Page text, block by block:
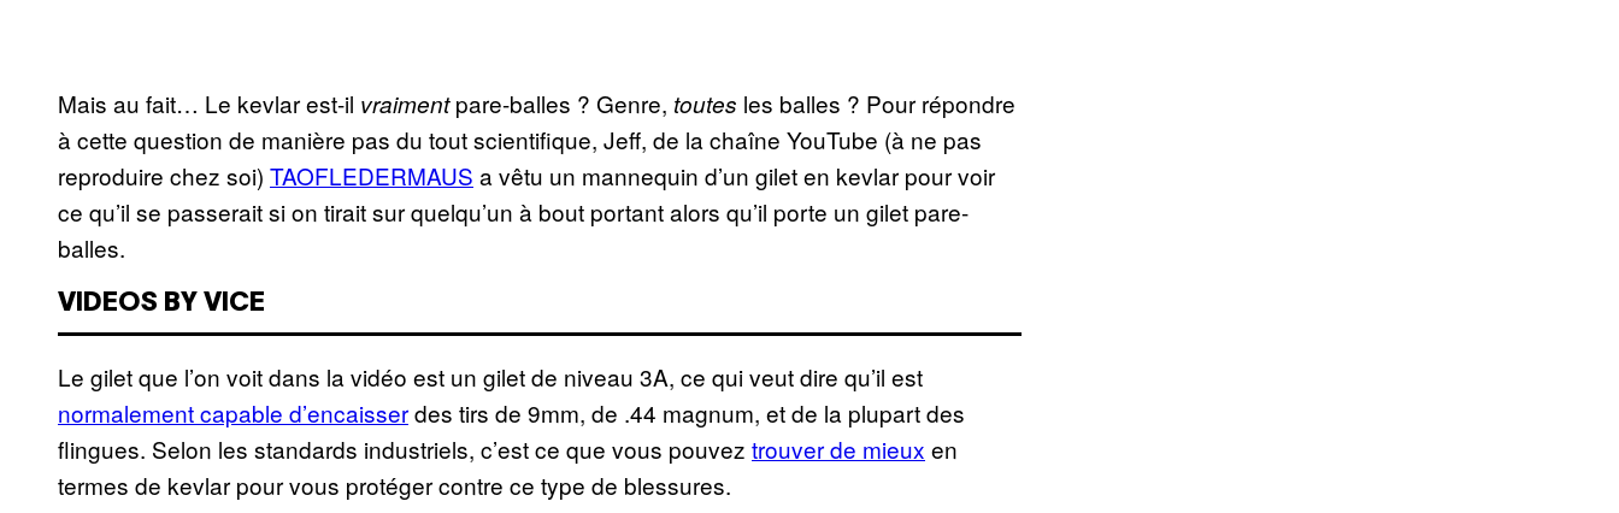
Mais au fait… Le kevlar est-il vraimentpare-balles ? Genre, toutes les balles ? Pour répondre
à cette question de manière pas du tout scientifique, Jeff, de la chaîne YouTube (à ne pas
reproduire chez soi) TAOFLEDERMAUS a vêtu un mannequin d’un gilet en kevlar pour voir
ce qu’il se passerait si on tirait sur quelqu’un à bout portant alors qu’il porte un gilet pare-
balles.
VIDEOS BY VICE
Le gilet que l’on voit dans la vidéo est un gilet de niveau 3A, ce qui veut dire qu’il est
normalement capable d’encaisserdes tirs de 9mm, de .44 magnum, et de la plupart des
flingues. Selon les standards industriels, c’est ce que vous pouvez trouver de mieux en
termes de kevlar pour vous protéger contre ce type de blessures.